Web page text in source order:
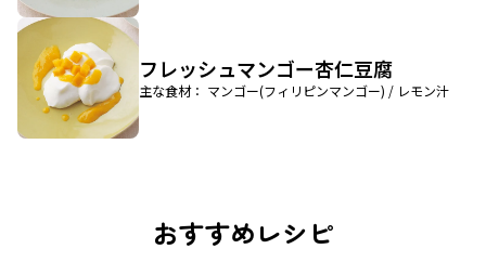
フレッシュマンゴー杏仁豆腐
主な食材： マンゴー(フィリピンマンゴー) / レモン汁
おすすめレシピ